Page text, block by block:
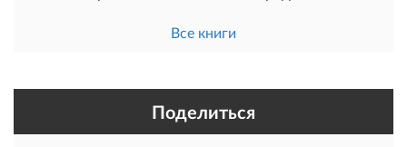
Все книги
Поделиться